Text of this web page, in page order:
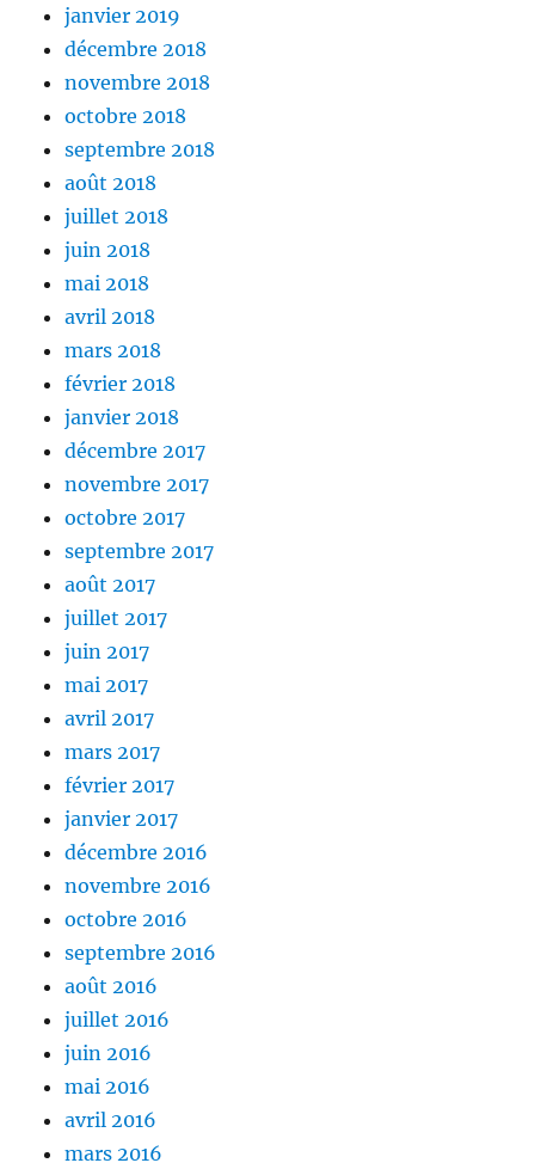
janvier 2019
décembre 2018
novembre 2018
octobre 2018
septembre 2018
août 2018
juillet 2018
juin 2018
mai 2018
avril 2018
mars 2018
février 2018
janvier 2018
décembre 2017
novembre 2017
octobre 2017
septembre 2017
août 2017
juillet 2017
juin 2017
mai 2017
avril 2017
mars 2017
février 2017
janvier 2017
décembre 2016
novembre 2016
octobre 2016
septembre 2016
août 2016
juillet 2016
juin 2016
mai 2016
avril 2016
mars 2016